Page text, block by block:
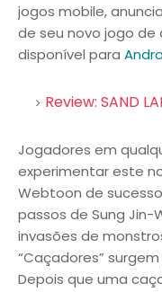
jogos mobile,
de seu novo jogo de
disponível para
Review: SAND
Jogadores em
experimentar este
Webtoon de
passos de Sung Jin-
invasões de
“Caçadores”
Depois que uma